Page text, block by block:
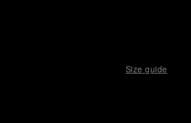
Size guide